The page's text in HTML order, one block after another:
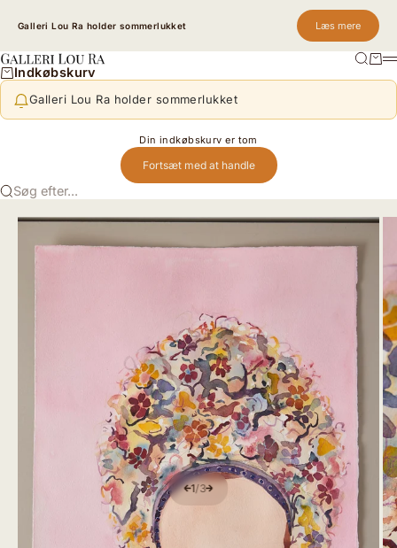
Galleri Lou Ra holder sommerlukket Læs mere
Galleri Lou Ra SøgKurv
Indkøbskurv
Galleri Lou Ra holder sommerlukket
Din indkøbskurv er tom
Fortsæt med at handle
Søg efter...
1/3